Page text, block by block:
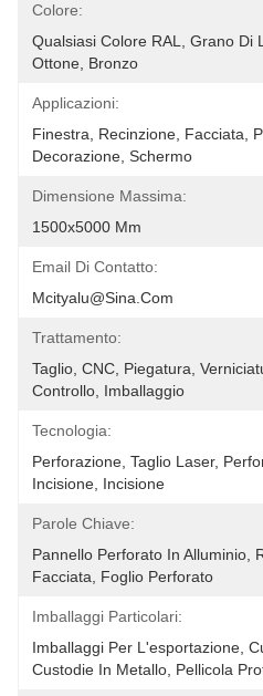
Colore:
Qualsiasi Colore RAL, Grano Di
Ottone, Bronzo
Applicazioni:
Finestra, Recinzione, Facciata,
Decorazione, Schermo
Dimensione Massima:
1500x5000 Mm
Email Di Contatto:
Mcityalu@sina.com
Trattamento:
Taglio, CNC, Piegatura,
Controllo, Imballaggio
Tecnologia:
Perforazione, Taglio Laser,
Incisione, Incisione
Parole Chiave:
Pannello Perforato In Alluminio,
Facciata, Foglio Perforato
Imballaggi Particolari:
Imballaggi Per L'esportazione,
Custodie In Metallo, Pellicola